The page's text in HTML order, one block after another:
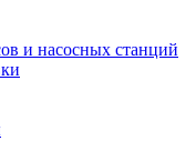
и насосных станций